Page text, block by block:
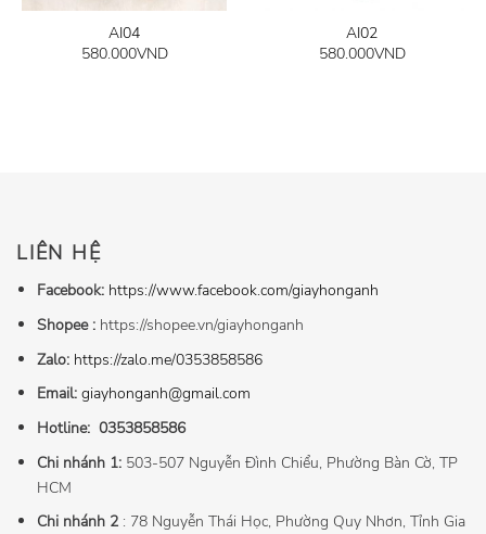
AI04
580.000VND
AI02
580.000VND
LIÊN HỆ
Facebook: https://www.facebook.com/giayhonganh
Shopee : https://shopee.vn/giayhonganh
Zalo: https://zalo.me/0353858586
Email: giayhonganh@gmail.com
Hotline: 0353858586
Chi nhánh 1: 503-507 Nguyễn Đình Chiểu, Phường Bàn Cờ, TP
HCM
Chi nhánh 2: 78 Nguyễn Thái Học, Phường Quy Nhơn, Tỉnh Gia